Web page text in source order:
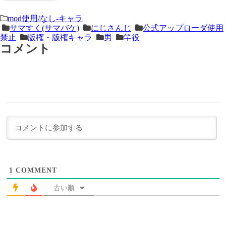
＜
次
の
前
の
記
mod使用/なし-キャラ
サマすく(サマバケ)
にじさんじ
公式アップローダ使用
禁止
版権・版権キャラ 男 竿役
コメント
1 COMMENT
古い順